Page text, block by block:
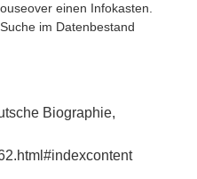
einen Infokasten.
im Datenbestand
Biographie,